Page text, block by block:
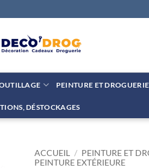
PEINTURE ET DROGUERIE
DÉSTOCKAGES
ACCUEIL / PEINTURE ET
PEINTURE EXTÉRIEURE